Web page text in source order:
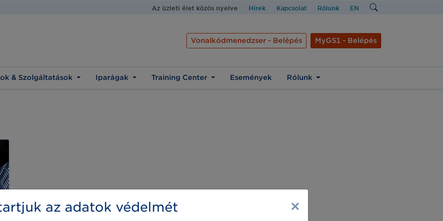
Az üzleti élet közös nyelve Hírek Kapcsolat Rólunk EN
Vonalkódmenedzser - Belépés MyGS1 - Belépés
& Szolgáltatások Iparágak Training Center Események Rólunk
az adatok védelmét ×